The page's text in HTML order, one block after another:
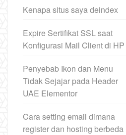
Kenapa situs saya deindex
Expire Sertifikat SSL saat
Konfigurasi Mail Client di HP
Penyebab Ikon dan Menu
Tidak Sejajar pada Header
UAE Elementor
Cara setting email dimana
register dan hosting berbeda